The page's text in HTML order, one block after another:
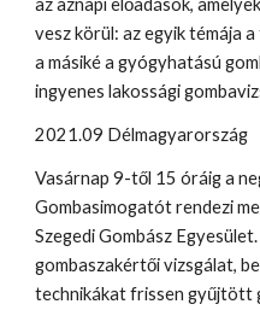
az aznapi előadások,
vesz körül: az egyik témája
a másiké a gyógyhatású
ingyenes lakossági
2021.09 Délmagyarország
Vasárnap 9-től 15 óráig a
Gombasimogatót rendezi
Szegedi Gombász
gombaszakértői vizsgálat,
technikákat frissen gyűjtött